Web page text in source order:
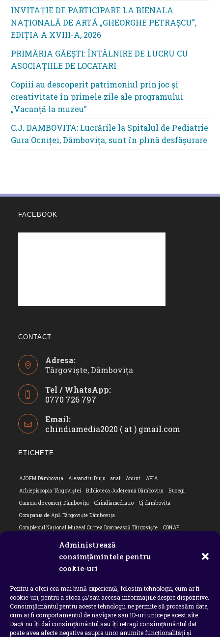
Administrează
consimțămintele pentru
cookie-uri
Pentru a oferi cea mai bună experiență, folosim tehnologii, cum ar fi
cookie-uri, pentru a stoca și/sau accesa informațiile despre dispozitive.
Consimțământul pentru aceste tehnologii ne permite să procesăm date,
cum ar fi comportamentul de navigare sau ID-uri unice pe acest site.
Dacă nu îți dai consimțământul sau îți retragi consimțământul dat
poate avea afecte negative asupra unor anumite funcționalități și
INVITAȚIE DE PARTICIPARE LA BIENALA
NAȚIONALĂ DE ARTĂ „GHEORGHE PETRAȘCU”,
EDIŢIA A XVIII-A, 2026
PRIMĂRIA GĂEȘTI: ÎNTÂLNIRE DE LUCRU CU
ASOCIAȚIILE DE LOCATARI
Copiii au descoperit patrimoniul prin joc și
creativitate în primele zile ale programului
„Vacanță la muzeu”
C.J. DAMBOVITA: Lucrările la Spitalul de Pediatrie
Gura Ocniței, Dâmbovița, sunt în plină desfășurare
FACEBOOK
CONTACT
Adresa:
Târgoviște, Dâmbovița
Tel / WhatsApp:
0770 726 797
in
your
Email:
chindiamedia2020 ( at ) gmail.com
ETICHETE
AJOFM Dâmbovița Alesandru Duțu anaf Anunt
APIA
Arhiepiscopia Târgoviștei
Biblioteca Județeană Dâmbovița
Bucegi
Camera de comerț Dâmbovița
Chindiamedia.ro
Cj dambovita
Compania de Apă Târgoviște Dâmbovița
Complexul Național Muzeal Curtea Domnească Târgoviște
CONAF
Flori Bungete
intreruperi energie electrica
ipj dambovita
MApN
Ministerul Educației ministerul sanatatii
Nu-ți uita istoria
Oana Filip
Prefectura dambovita Primaria Dragodana
Primaria Lucieni
primaria Răzvad
Primaria Ulmi primăria Târgoviște
PSD Dambovita
psiholog
Serial Situatia Covid 19 Dambovita
Situație Covid-19